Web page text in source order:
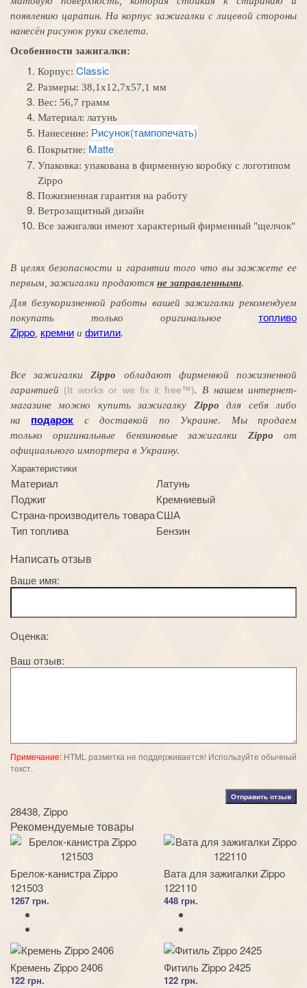
появлению царапин. На корпус зажигалки с лицевой стороны
нанесён рисунок руки скелета.
Особенности зажигалки:
Корпус: Classic
Размеры: 38,1x12,7x57,1 мм
Вес: 56,7 грамм
Материал: латунь
Нанесение: Рисунок(тампопечать)
Покрытие: Matte
Упаковка: упакована в фирменную коробку с логотипом
Zippo
Пожизненная гарантия на работу
Ветрозащитный дизайн
Все зажигалки имеют характерный фирменный "щелчок"
В целях безопасности и гарантии того что вызажжете ее
первым , зажигалки продаются не заправленными.
Для безукоризненной работы вашей зажигалки рекомендуем
покупать только оригинальное топливо
Zippo кремни и фитили.
Все зажигалкиZippo обладают фирменнойпожизненной
гарантией (It works or we fix it free™). В нашем интернет-
магазине можно купить зажигалку Zippo для себя либо
на подарок с доставкой по Украине. Мы продаем
только оригинальные бензиновые зажигалки Zippo от
официального импортера в Украину.
Характеристики
Материал
Латунь
Поджиг
Кремниевый
Страна-производитель товараСША
Тип топлива
Бензин
Написать отзыв
Ваше имя:
Оценка:
Ваш отзыв:
Примечание: HTML разметка не поддерживается! Используйте обычный
текст.
Отправить отзыв
28438, Zippo
Рекомендуемые товары
Брелок-канистра Zippo
121503
1267 грн.
Вата для зажигалки Zippo
122110
448 грн.
Кремень Zippo 2406
122 грн.
Фитиль Zippo 2425
122 грн.